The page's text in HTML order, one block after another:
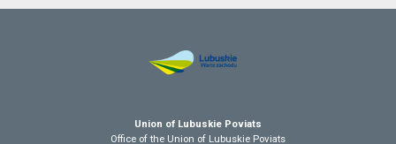
Union of Lubuskie Poviats
Office of the Union of Lubuskie Poviats